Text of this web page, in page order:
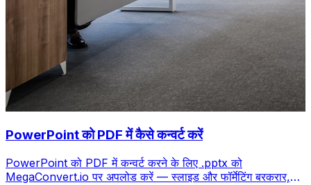
PowerPoint को PDF में कैसे कन्वर्ट करें
PowerPoint को PDF में कन्वर्ट करने के लिए .pptx को
MegaConvert.io पर अपलोड करें — स्लाइड और फॉर्मेटिंग बरकरार,